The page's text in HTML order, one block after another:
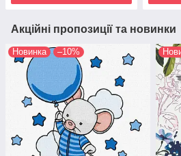
Акційні пропозиції та новинки
Новинка –10%